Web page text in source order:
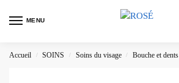
MENU
Accueil / SOINS / Soins du visage / Bouche et dents